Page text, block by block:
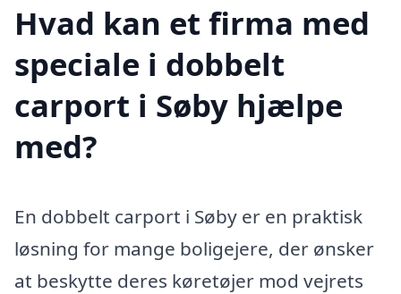
Hvad kan et firma med
speciale i dobbelt
carport i Søby hjælpe
med?
En dobbelt carport i Søby er en praktisk
løsning for mange boligejere, der ønsker
at beskytte deres køretøjer mod vejrets